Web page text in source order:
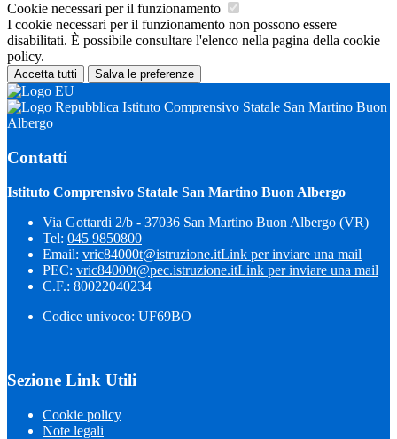
Cookie necessari per il funzionamento
I cookie necessari per il funzionamento non possono essere
disabilitati. È possibile consultare l'elenco nella pagina della cookie
policy.
Accetta tutti Salva le preferenze
Istituto Comprensivo Statale San Martino Buon
Albergo
Contatti
Istituto Comprensivo Statale San Martino Buon Albergo
Via Gottardi 2/b - 37036 San Martino Buon Albergo (VR)
Tel: 045 9850800
Email: vric84000t@istruzione.itLink per inviare una mail
PEC: vric84000t@pec.istruzione.itLink per inviare una mail
C.F.: 80022040234
Codice univoco: UF69BO
Sezione Link Utili
Cookie policy
Note legali